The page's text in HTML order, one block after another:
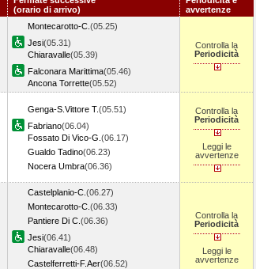
(orario di arrivo)
avvertenze
Montecarotto-C. (05.25)
Jesi(05.31)
Chiaravalle(05.39)
Falconara Marittima(05.46)
Ancona Torrette(05.52)
Controlla la
Periodicità
Genga-S.Vittore T.(05.51)
Fabriano(06.04)
Fossato Di Vico-G. (06.17)
Gualdo Tadino(06.23)
Nocera Umbra(06.36)
Controlla la
Periodicità
Leggi le
avvertenze
Castelplanio-C. (06.27)
Montecarotto-C. (06.33)
Pantiere Di C. (06.36)
Jesi(06.41)
Chiaravalle(06.48)
Castelferretti-F.Aer(06.52)
Controlla la
Periodicità
Leggi le
avvertenze